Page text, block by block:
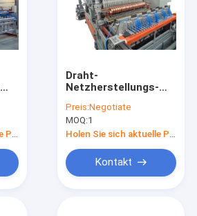
Draht-
Netzherstellungs-
350W justierbare
Temperatur
Preis:Negotiate
MOQ:1
Kontakt